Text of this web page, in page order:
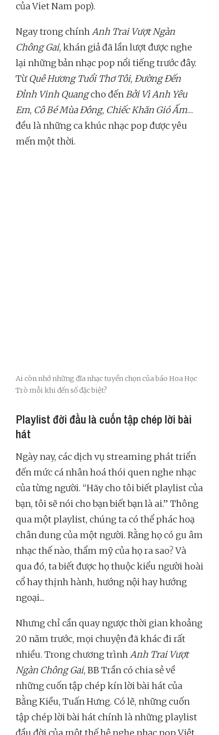
của Viet Nam pop).
Ngay trong chínhAnh Trai Vượt Ngàn
Chông Gai, khán giả đã lần lượt được nghe
lại những bản nhạc pop nổi tiếng trước đây.
Từ Quê Hương Tuổi Thơ Tôi, Đường Đến
Đỉnh Vinh Quangcho đếnBởi Vì Anh Yêu
Em, Cô Bé Mùa Đông, Chiếc Khăn Gió Ấm…
đều là những ca khúc nhạc pop được yêu
mến một thời.
Ai còn nhớ những đĩa nhạc tuyển chọn của báo Hoa Học
Trò mỗi khi đến số đặc biệt?
Playlist đời đầu là cuốn tập chép lời bài
hát
Ngày nay, các dịch vụ streaming phát triển
đến mức cá nhân hoá thói quen nghe nhạc
của từng người. “Hãy cho tôi biết playlist của
bạn, tôi sẽ nói cho bạn biết bạn là ai.” Thông
qua một playlist, chúng ta có thể phác hoạ
chân dung của một người. Rằng họ có gu âm
nhạc thế nào, thẩm mỹ của họ ra sao? Và
qua đó, ta biết được họ thuộc kiểu người hoài
cổ hay thịnh hành, hướng nội hay hướng
ngoại...
Nhưng chỉ cần quay ngược thời gian khoảng
20 năm trước, mọi chuyện đã khác đi rất
nhiều. Trong chương trìnhAnh Trai Vượt
Ngàn Chông Gai, BB Trần có chia sẻ về
những cuốn tập chép kín lời bài hát của
Bằng Kiều, Tuấn Hưng. Có lẽ, những cuốn
tập chép lời bài hát chính là những playlist